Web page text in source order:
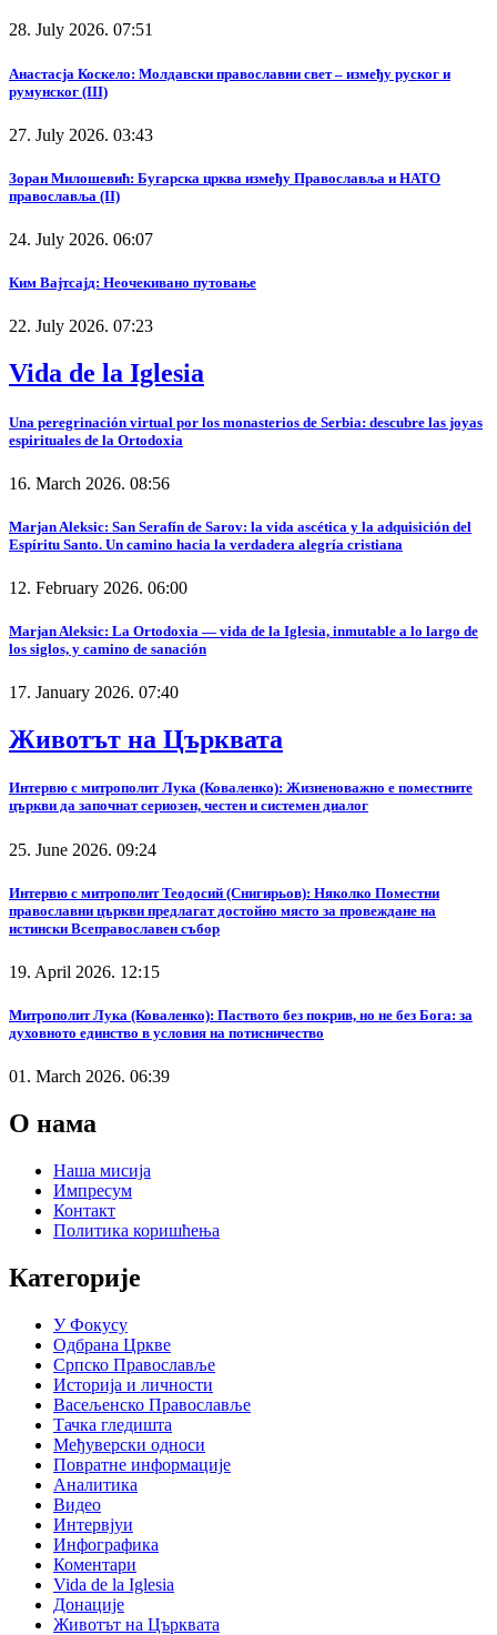
28. July 2026. 07:51
Анастасја Коскело: Молдавски православни свет – између руског и
румунског (III)
27. July 2026. 03:43
Зоран Милошевић: Бугарска црква између Православља и НАТО
православља (II)
24. July 2026. 06:07
Ким Вајтсајд: Неочекивано путовање
22. July 2026. 07:23
Vida de la Iglesia
Una peregrinación virtual por los monasterios de Serbia: descubre las joyas
espirituales de la Ortodoxia
16. March 2026. 08:56
Marjan Aleksic: San Serafín de Sarov: la vida ascética y la adquisición del
Espíritu Santo. Un camino hacia la verdadera alegría cristiana
12. February 2026. 06:00
Marjan Aleksic: La Ortodoxia — vida de la Iglesia, inmutable a lo largo de
los siglos, y camino de sanación
17. January 2026. 07:40
Животът на Църквата
Интервю с митрополит Лука (Коваленко): Жизненоважно е поместните
църкви да започнат сериозен, честен и системен диалог
25. June 2026. 09:24
Интервю с митрополит Теодосий (Снигирьов): Няколко Поместни
православни църкви предлагат достойно място за провеждане на
истински Всеправославен събор
19. April 2026. 12:15
Митрополит Лука (Коваленко): Паството без покрив, но не без Бога: за
духовното единство в условия на потисничество
01. March 2026. 06:39
О нама
Наша мисија
Импресум
Контакт
Политика коришћења
Категорије
У Фокусу
Одбрана Цркве
Српско Православље
Историја и личности
Васељенско Православље
Тачка гледишта
Међуверски односи
Повратне информације
Аналитика
Видео
Интервјуи
Инфографика
Коментари
Vida de la Iglesia
Донације
Животът на Църквата